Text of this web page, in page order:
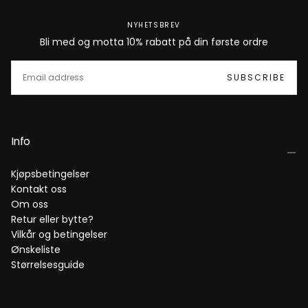
NYHETSBREV
Bli med og motta 10% rabatt på din første ordre
SUBSCRIBE
Info
Kjøpsbetingelser
Kontakt oss
Om oss
Retur eller bytte?
Vilkår og betingelser
Ønskeliste
Størrelsesguide